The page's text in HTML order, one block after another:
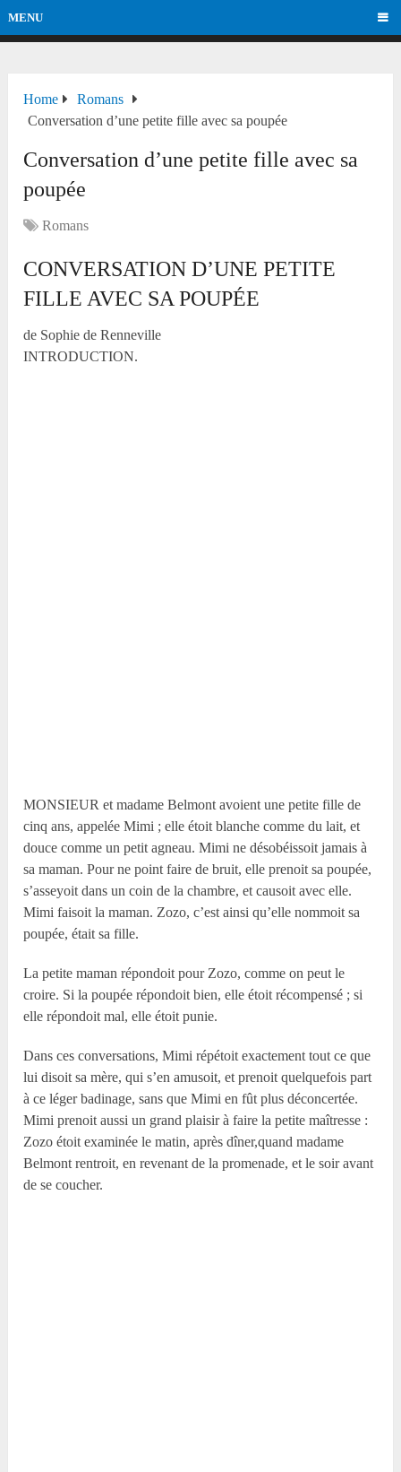
MENU
Home
Romans
Conversation d’une petite fille avec sa poupée
Conversation d’une petite fille avec sa
poupée
Romans
CONVERSATION D’UNE PETITE
FILLE AVEC SA POUPÉE
de Sophie de Renneville
INTRODUCTION.
MONSIEUR et madame Belmont avoient une petite fille de
cinq ans, appelée Mimi ; elle étoit blanche comme du lait, et
douce comme un petit agneau. Mimi ne désobéissoit jamais à
sa maman. Pour ne point faire de bruit, elle prenoit sa poupée,
s’asseyoit dans un coin de la chambre, et causoit avec elle.
Mimi faisoit la maman. Zozo, c’est ainsi qu’elle nommoit sa
poupée, était sa fille.
La petite maman répondoit pour Zozo, comme on peut le
croire. Si la poupée répondoit bien, elle étoit récompensé ; si
elle répondoit mal, elle étoit punie.
Dans ces conversations, Mimi répétoit exactement tout ce que
lui disoit sa mère, qui s’en amusoit, et prenoit quelquefois part
à ce léger badinage, sans que Mimi en fût plus déconcertée.
Mimi prenoit aussi un grand plaisir à faire la petite maîtresse :
Zozo étoit examinée le matin, après dîner,quand madame
Belmont rentroit, en revenant de la promenade, et le soir avant
de se coucher.